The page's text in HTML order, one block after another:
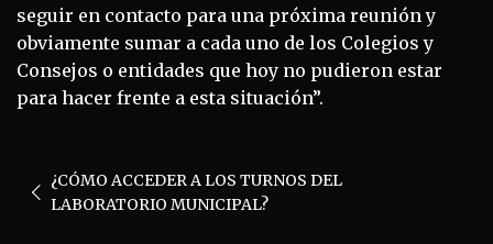
seguir en contacto para una próxima reunión y
obviamente sumar a cada uno de los Colegios y
Consejos o entidades que hoy no pudieron estar
para hacer frente a esta situación”.
Navegación
de ¿CÓMO ACCEDER A LOS TURNOS DEL
LABORATORIO MUNICIPAL?